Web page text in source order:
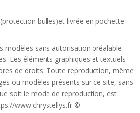
bulles)et livrée en pochette
modèles sans autorisation préalable
Les éléments graphiques et textuels
de droits. Toute reproduction, même
ou modèles présents sur ce site, sans
soit le mode de reproduction, est
www.chrystellys.fr ©